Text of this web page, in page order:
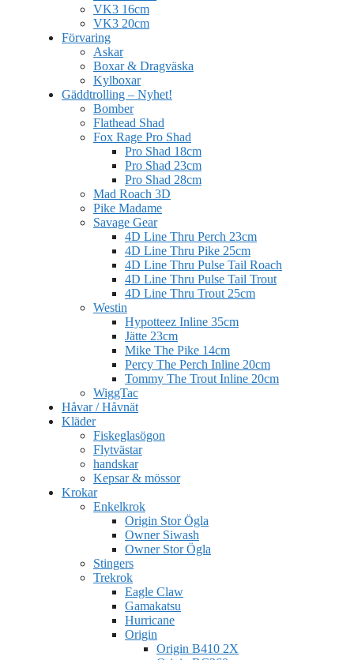
VK3 16cm
VK3 20cm
Förvaring
Askar
Boxar & Dragväska
Kylboxar
Gäddtrolling – Nyhet!
Bomber
Flathead Shad
Fox Rage Pro Shad
Pro Shad 18cm
Pro Shad 23cm
Pro Shad 28cm
Mad Roach 3D
Pike Madame
Savage Gear
4D Line Thru Perch 23cm
4D Line Thru Pike 25cm
4D Line Thru Pulse Tail Roach
4D Line Thru Pulse Tail Trout
4D Line Thru Trout 25cm
Westin
Hypotteez Inline 35cm
Jätte 23cm
Mike The Pike 14cm
Percy The Perch Inline 20cm
Tommy The Trout Inline 20cm
WiggTac
Håvar / Håvnät
Kläder
Fiskeglasögon
Flytvästar
handskar
Kepsar & mössor
Krokar
Enkelkrok
Origin Stor Ögla
Owner Siwash
Owner Stor Ögla
Stingers
Trekrok
Eagle Claw
Gamakatsu
Hurricane
Origin
Origin B410 2X